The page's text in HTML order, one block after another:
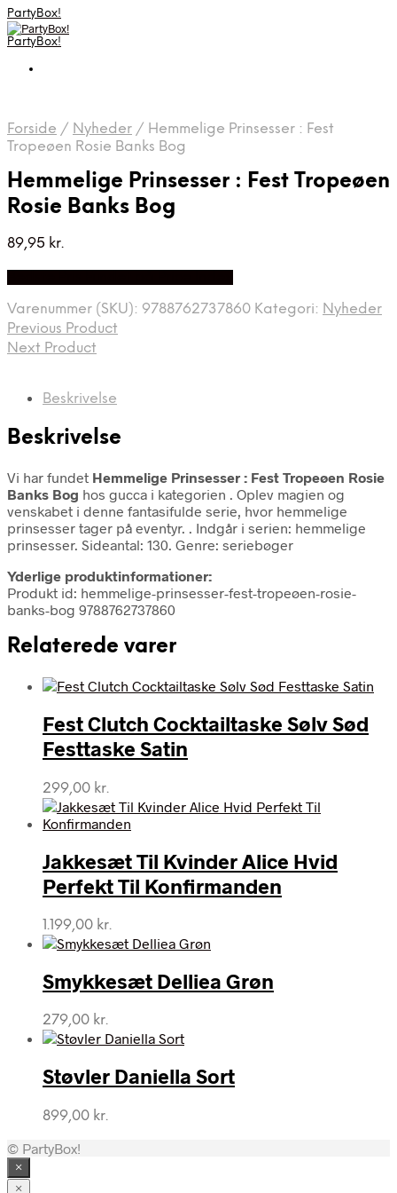
PartyBox!
PartyBox!
Forside / Nyheder / Hemmelige Prinsesser : Fest
Tropeøen Rosie Banks Bog
Hemmelige Prinsesser : Fest Tropeøen
Rosie Banks Bog
89,95 kr.
Varenummer (SKU): 9788762737860 Kategori: Nyheder
Previous Product
Next Product
Beskrivelse
Beskrivelse
Vi har fundet Hemmelige Prinsesser : Fest Tropeøen Rosie
Banks Bog hos gucca i kategorien . Oplev magien og
venskabet i denne fantasifulde serie, hvor hemmelige
prinsesser tager på eventyr. . Indgår i serien: hemmelige
prinsesser. Sideantal: 130. Genre: seriebøger
Yderlige produktinformationer:
Produkt id: hemmelige-prinsesser-fest-tropeøen-rosie-
banks-bog 9788762737860
Relaterede varer
Fest Clutch Cocktailtaske Sølv Sød
Festtaske Satin
299,00 kr.
Jakkesæt Til Kvinder Alice Hvid
Perfekt Til Konfirmanden
1.199,00 kr.
Smykkesæt Delliea Grøn
279,00 kr.
Støvler Daniella Sort
899,00 kr.
© PartyBox!
×
×